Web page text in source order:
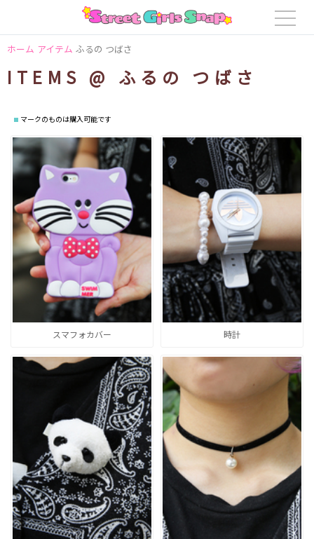
ホーム アイテム ふるの つばさ
ITEMS @ ふるの つばさ
マークのものは購入可能です
スマフォカバー 時計